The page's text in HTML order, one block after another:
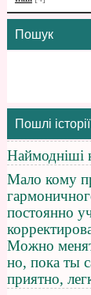
Пошук
Пошлі історії